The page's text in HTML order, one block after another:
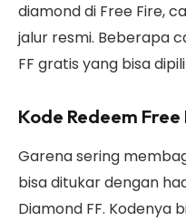
diamond di Free Fire,
jalur resmi. Beberapa
FF gratis yang bisa
Kode Redeem Free
Garena sering
bisa ditukar dengan
Diamond FF. Kodenya